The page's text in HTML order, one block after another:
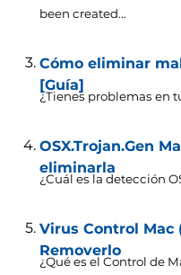
been created...
Cómo eliminar
[Guía]
¿Tienes problemas en
OSX.Trojan.Gen
eliminarla
¿Cuál es la detección
Virus Control Mac
Removerlo
¿Qué es el Control de